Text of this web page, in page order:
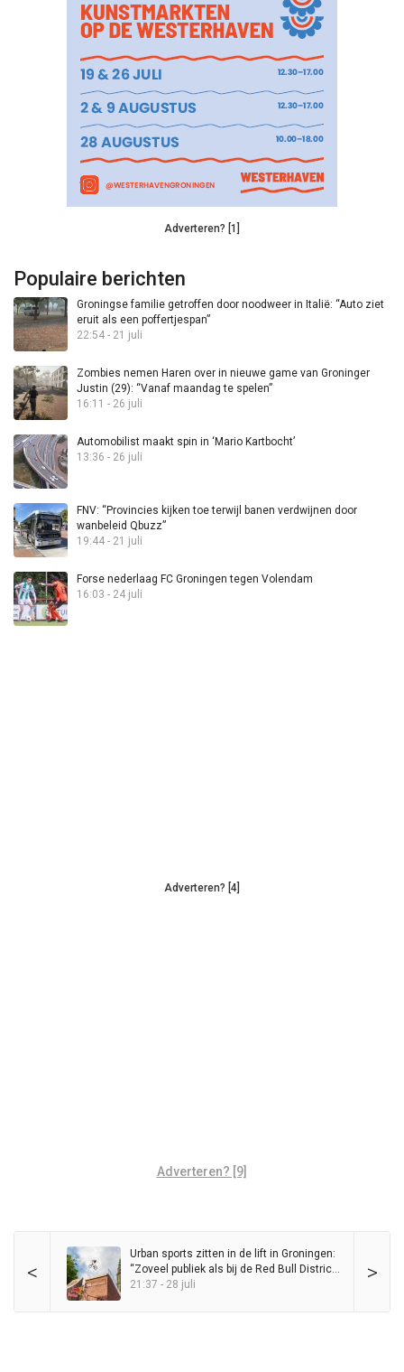
Adverteren? [1]
Populaire berichten
Groningse familie getroffen door noodweer in Italië: “Auto ziet
eruit als een poffertjespan”
22:54 - 21 juli
Zombies nemen Haren over in nieuwe game van Groninger
Justin (29): “Vanaf maandag te spelen”
16:11 - 26 juli
Automobilist maakt spin in ‘Mario Kartbocht’
13:36 - 26 juli
FNV: “Provincies kijken toe terwijl banen verdwijnen door
wanbeleid Qbuzz”
19:44 - 21 juli
Forse nederlaag FC Groningen tegen Volendam
16:03 - 24 juli
Adverteren? [4]
Adverteren? [9]
< >
Urban sports zitten in de lift in Groningen:
“Zoveel publiek als bij de Red Bull District
Ride heb ik nog nooit op de Grote Markt
21:37 - 28 juli